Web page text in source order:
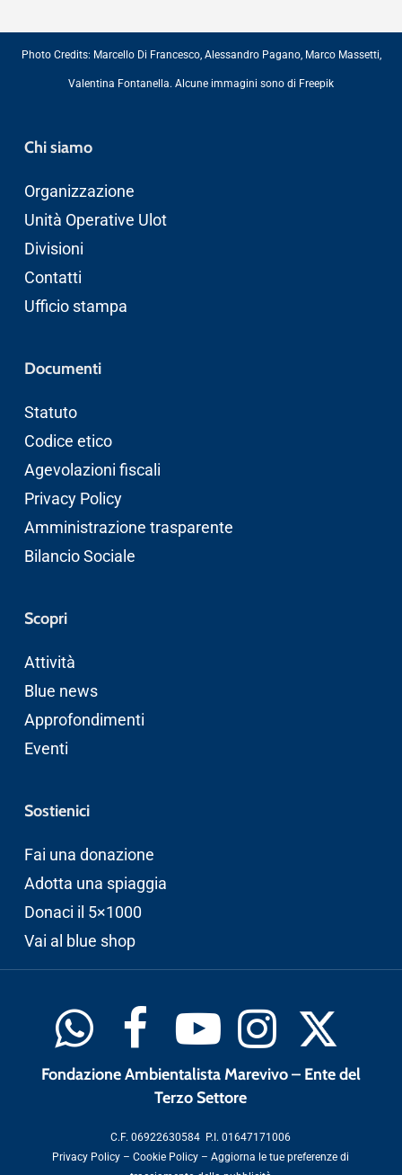
Photo Credits: Marcello Di Francesco, Alessandro Pagano, Marco Massetti,
Valentina Fontanella. Alcune immagini sono di Freepik
Chi siamo
Organizzazione
Unità Operative Ulot
Divisioni
Contatti
Ufficio stampa
Documenti
Statuto
Codice etico
Agevolazioni fiscali
Privacy Policy
Amministrazione trasparente
Bilancio Sociale
Scopri
Attività
Blue news
Approfondimenti
Eventi
Sostienici
Fai una donazione
Adotta una spiaggia
Donaci il 5×1000
Vai al blue shop
Fondazione Ambientalista Marevivo – Ente del
Terzo Settore
C.F. 06922630584 P.I. 01647171006
Privacy Policy –Cookie Policy –Aggiorna le tue preferenze di